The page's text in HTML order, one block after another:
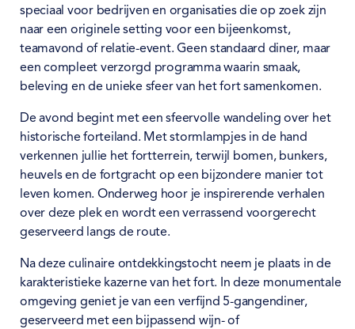
speciaal voor bedrijven en organisaties die op zoek zijn
naar een originele setting voor een bijeenkomst,
teamavond of relatie-event. Geen standaard diner, maar
een compleet verzorgd programma waarin smaak,
beleving en de unieke sfeer van het fort samenkomen.
De avond begint met een sfeervolle wandeling over het
historische forteiland. Met stormlampjes in de hand
verkennen jullie het fortterrein, terwijl bomen, bunkers,
heuvels en de fortgracht op een bijzondere manier tot
leven komen. Onderweg hoor je inspirerende verhalen
over deze plek en wordt een verrassend voorgerecht
geserveerd langs de route.
Na deze culinaire ontdekkingstocht neem je plaats in de
karakteristieke kazerne van het fort. In deze monumentale
omgeving geniet je van een verfijnd 5-gangendiner,
geserveerd met een bijpassend wijn- of